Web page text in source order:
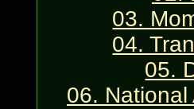
03.
04.
05.
06.